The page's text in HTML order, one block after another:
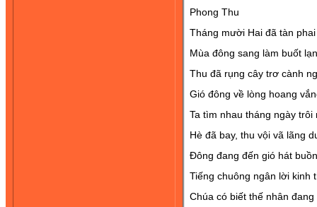
Phong Thu
Tháng mười Hai đã tàn
Mùa đông sang làm buốt
Thu đã rụng cây trơ cành
Gió đông về lòng hoang
Ta tìm nhau tháng ngày trôi
Hè đã bay, thu vội vã lãng
Đông đang đến gió hát
Tiếng chuông ngân lời kinh
Chúa có biết thế nhân đang